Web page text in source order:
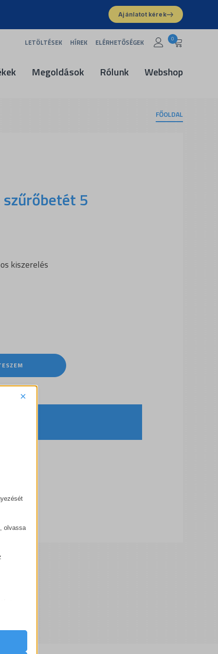
Ajánlatot kérek
LETÖLTÉSEK HÍREK ELÉRHETŐSÉGEK 0
Megoldások Rólunk Webshop
FŐOLDAL
5
kiszerelés
×
olvassa